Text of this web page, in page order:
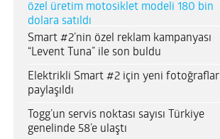
özel üretim motosiklet modeli 180 bin
dolara satıldı
Smart #2’nin özel reklam kampanyası
“Levent Tuna” ile son buldu
Elektrikli Smart #2 için yeni fotoğraflar
paylaşıldı
Togg’un servis noktası sayısı Türkiye
genelinde 58’e ulaştı